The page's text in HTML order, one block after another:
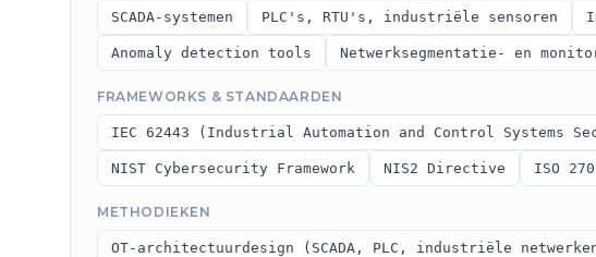
SCADA-systemen PLC's, RTU's, industriële sensoren
Anomaly detection tools Netwerksegmentatie- en
FRAMEWORKS & STANDAARDEN
IEC 62443 (Industrial Automation and Control Systems
NIST Cybersecurity Framework NIS2 Directive ISO
METHODIEKEN
OT-architectuurdesign (SCADA, PLC, industriële